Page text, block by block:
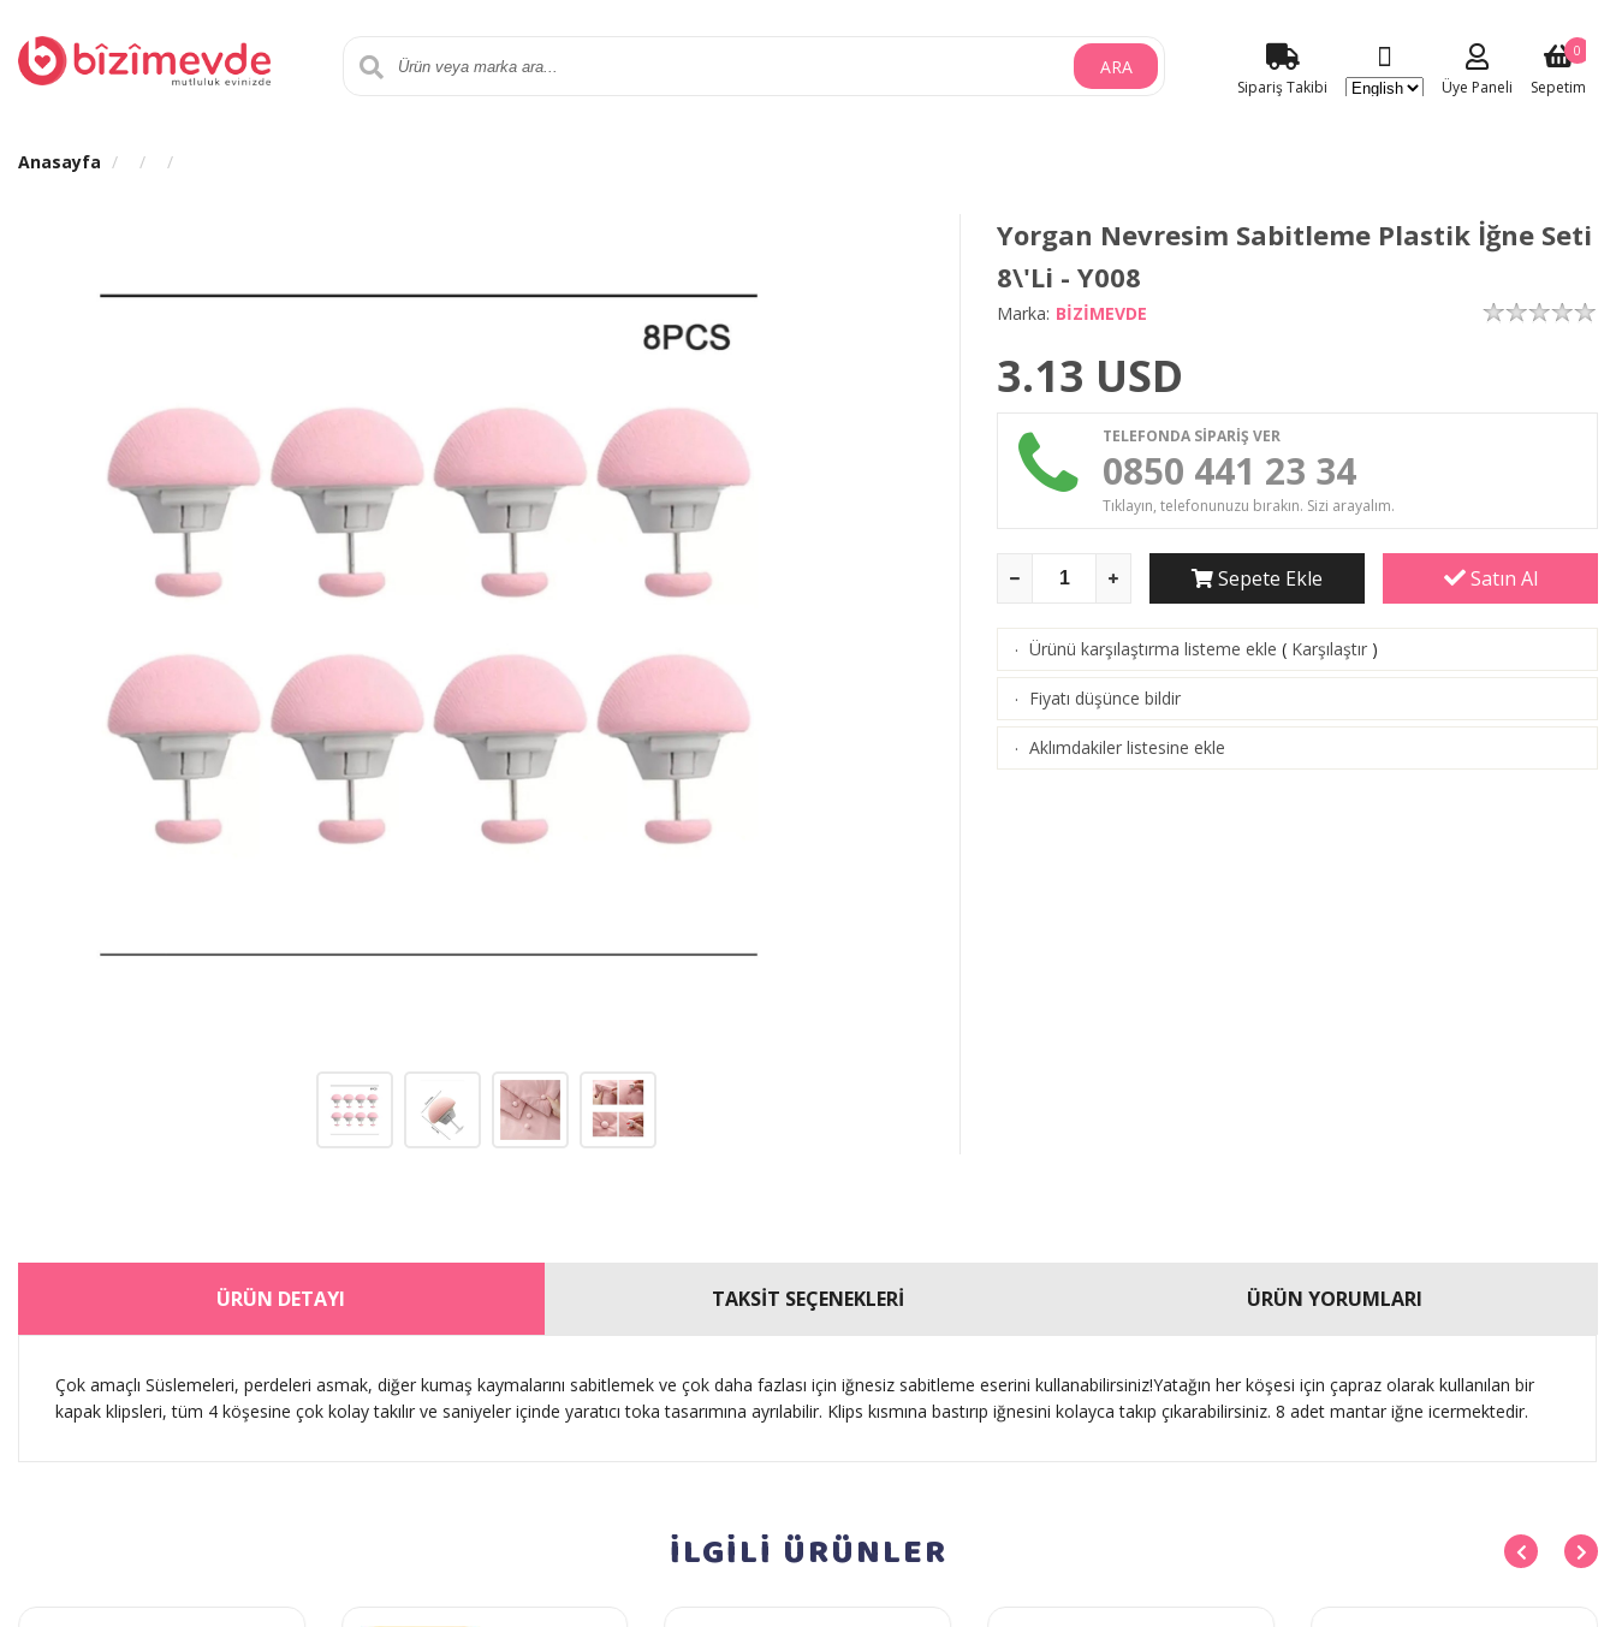
ARA
Sipariş Takibi Üye Paneli Sepetim
0
Anasayfa
Yorgan Nevresim Sabitleme Plastik İğne Seti
8\'Li - Y008
Marka: BİZİMEVDE
3.13 USD
TELEFONDA SİPARİŞ VER
0850 441 23 34
Tıklayın, telefonunuzu bırakın. Sizi arayalım.
Sepete Ekle Satın Al
· Ürünü karşılaştırma listeme ekle ( Karşılaştır )
· Fiyatı düşünce bildir
· Aklımdakiler listesine ekle
ÜRÜN DETAYI TAKSİT SEÇENEKLERİ ÜRÜN YORUMLARI
Çok amaçlı Süslemeleri, perdeleri asmak, diğer kumaş kaymalarını sabitlemek ve çok daha fazlası için iğnesiz sabitleme eserini kullanabilirsiniz!Yatağın her köşesi için çapraz olarak kullanılan bir
kapak klipsleri, tüm 4 köşesine çok kolay takılır ve saniyeler içinde yaratıcı toka tasarımına ayrılabilir. Klips kısmına bastırıp iğnesini kolayca takıp çıkarabilirsiniz. 8 adet mantar iğne icermektedir.
İLGİLİ ÜRÜNLER